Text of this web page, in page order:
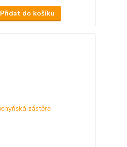
Přidat do košíku